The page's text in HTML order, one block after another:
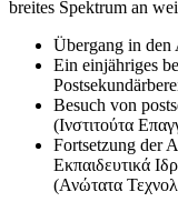
breites Spektrum an
Übergang in den
Ein einjähriges
Besuch von
(Ινστιτούτα
Fortsetzung der
Εκπαιδευτικά
(Ανώτατα